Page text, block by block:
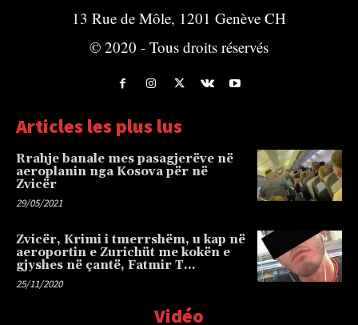
13 Rue de Môle, 1201 Genève CH
© 2020 - Tous droits réservés
Articles les plus lus
Rrahje banale mes pasagjerëve në
aeroplanin nga Kosova për në
Zvicër
29/05/2021
Zvicër, Krimi i tmerrshëm, u kap në
aeroportin e Zurichüt me kokën e
gjyshes në çantë, Fatmir T…
25/11/2020
Vidéo